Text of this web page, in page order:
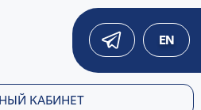
EN
КАБИНЕТ